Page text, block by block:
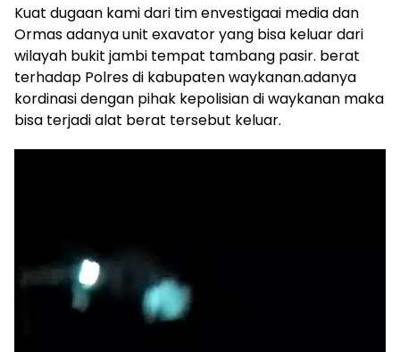
Kuat dugaan kami dari tim envestigaai media dan
Ormas adanya unit exavator yang bisa keluar dari
wilayah bukit jambi tempat tambang pasir. berat
terhadap Polres di kabupaten waykanan.adanya
kordinasi dengan pihak kepolisian di waykanan maka
bisa terjadi alat berat tersebut keluar.